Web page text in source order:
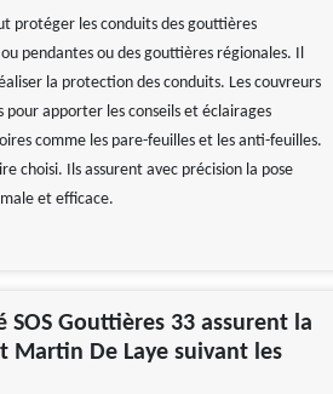
protéger les conduits des gouttières
pendantes ou des gouttières régionales. Il
la protection des conduits. Les couvreurs
pour apporter les conseils et éclairages
comme les pare-feuilles et les anti-feuilles.
choisi. Ils assurent avec précision la pose
et efficace.
SOS Gouttières 33 assurent la
Martin De Laye suivant les